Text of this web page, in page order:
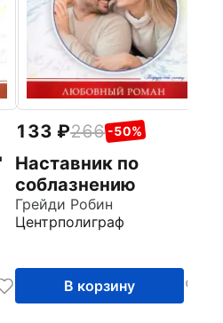
133 266 -50%
Наставник по
соблазнению
Грейди Робин
Центрполиграф
В корзину